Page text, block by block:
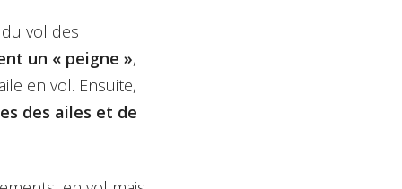
vol des
un « peigne »,
en vol. Ensuite,
des ailes et de